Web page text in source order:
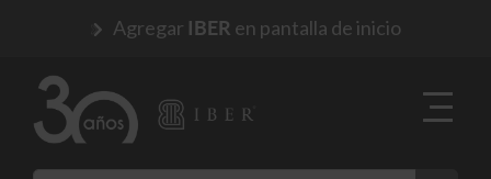
Agregar IBER en pantalla de inicio